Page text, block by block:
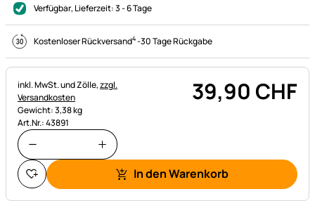
Verfügbar, Lieferzeit:3 - 6 Tage
Kostenloser Rückversand4-30 Tage Rückgabe
Steuerhinweis:
inkl. MwSt. und Zölle,zzgl.
Versandkosten
Gewicht: 3,38 kg
Art.Nr.: 43891
39,90 CHF
In den Warenkorb